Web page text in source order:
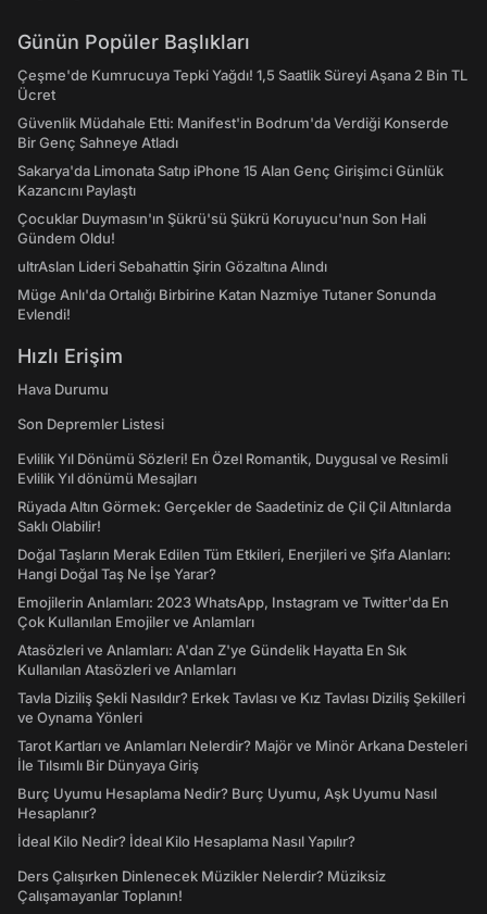
Günün Popüler Başlıkları
Çeşme'de Kumrucuya Tepki Yağdı! 1,5 Saatlik Süreyi Aşana 2 Bin TL
Ücret
Güvenlik Müdahale Etti: Manifest'in Bodrum'da Verdiği Konserde
Bir Genç Sahneye Atladı
Sakarya'da Limonata Satıp iPhone 15 Alan Genç Girişimci Günlük
Kazancını Paylaştı
Çocuklar Duymasın'ın Şükrü'sü Şükrü Koruyucu'nun Son Hali
Gündem Oldu!
ultrAslan Lideri Sebahattin Şirin Gözaltına Alındı
Müge Anlı'da Ortalığı Birbirine Katan Nazmiye Tutaner Sonunda
Evlendi!
Hızlı Erişim
Hava Durumu
Son Depremler Listesi
Evlilik Yıl Dönümü Sözleri! En Özel Romantik, Duygusal ve Resimli
Evlilik Yıl dönümü Mesajları
Rüyada Altın Görmek: Gerçekler de Saadetiniz de Çil Çil Altınlarda
Saklı Olabilir!
Doğal Taşların Merak Edilen Tüm Etkileri, Enerjileri ve Şifa Alanları:
Hangi Doğal Taş Ne İşe Yarar?
Emojilerin Anlamları: 2023 WhatsApp, Instagram ve Twitter'da En
Çok Kullanılan Emojiler ve Anlamları
Atasözleri ve Anlamları: A'dan Z'ye Gündelik Hayatta En Sık
Kullanılan Atasözleri ve Anlamları
Tavla Diziliş Şekli Nasıldır? Erkek Tavlası ve Kız Tavlası Diziliş Şekilleri
ve Oynama Yönleri
Tarot Kartları ve Anlamları Nelerdir? Majör ve Minör Arkana Desteleri
İle Tılsımlı Bir Dünyaya Giriş
Burç Uyumu Hesaplama Nedir? Burç Uyumu, Aşk Uyumu Nasıl
Hesaplanır?
İdeal Kilo Nedir? İdeal Kilo Hesaplama Nasıl Yapılır?
Ders Çalışırken Dinlenecek Müzikler Nelerdir? Müziksiz
Çalışamayanlar Toplanın!